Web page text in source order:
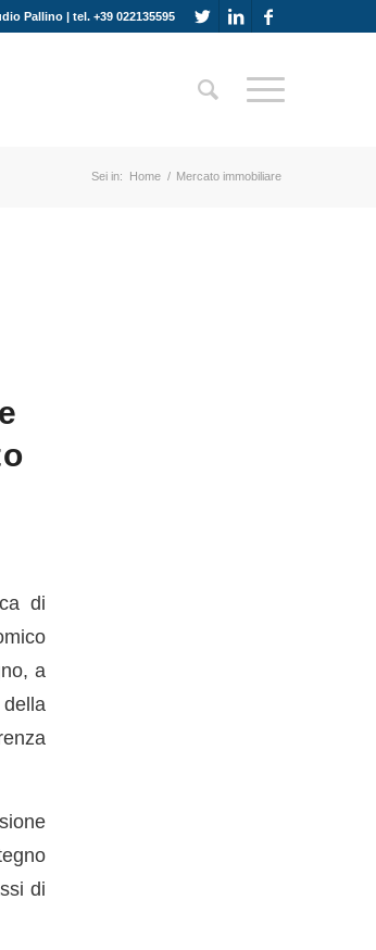
Pallino | tel. +39 022135595
Sei in: Home / Mercato immobiliare
di
a
di